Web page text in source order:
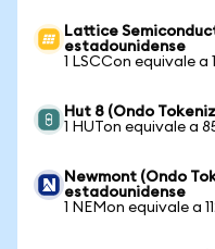
Lattice
estadounidense
1 LSCCon equivale a
Hut 8 (Ondo
1 HUTon equivale a
Newmont (Ondo
estadounidense
1 NEMon equivale a